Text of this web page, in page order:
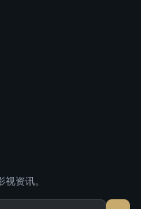
资讯。